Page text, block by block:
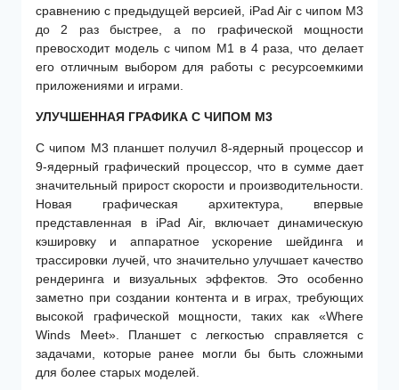
сравнению с предыдущей версией, iPad Air с чипом M3
до 2 раз быстрее, а по графической мощности
превосходит модель с чипом M1 в 4 раза, что делает
его отличным выбором для работы с ресурсоемкими
приложениями и играми.
УЛУЧШЕННАЯ ГРАФИКА С ЧИПОМ M3
С чипом M3 планшет получил 8-ядерный процессор и
9-ядерный графический процессор, что в сумме дает
значительный прирост скорости и производительности.
Новая графическая архитектура, впервые
представленная в iPad Air, включает динамическую
кэшировку и аппаратное ускорение шейдинга и
трассировки лучей, что значительно улучшает качество
рендеринга и визуальных эффектов. Это особенно
заметно при создании контента и в играх, требующих
высокой графической мощности, таких как «Where
Winds Meet». Планшет с легкостью справляется с
задачами, которые ранее могли бы быть сложными
для более старых моделей.